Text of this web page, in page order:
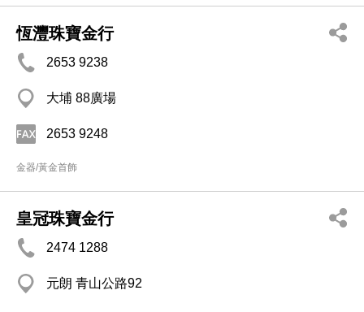
恆灃珠寶金行
2653 9238
大埔 88廣場
2653 9248
金器/黃金首飾
皇冠珠寶金行
2474 1288
元朗 青山公路92